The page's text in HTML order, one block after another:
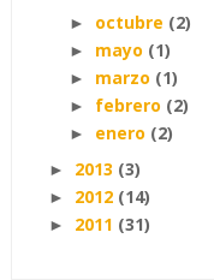
► octubre (2)
► mayo (1)
► marzo (1)
► febrero (2)
► enero (2)
► 2013 (3)
► 2012 (14)
► 2011 (31)